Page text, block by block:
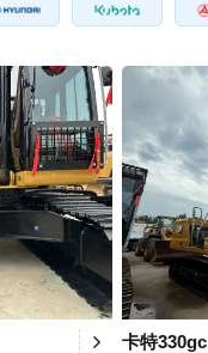
卡特330gc